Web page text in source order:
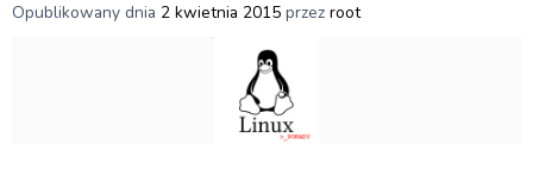
Opublikowany dnia 2 kwietnia 2015 przez root